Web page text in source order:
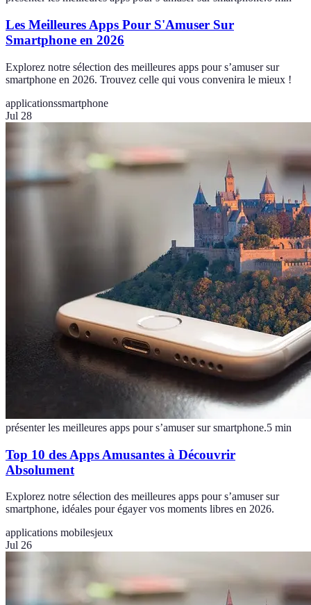
Les Meilleures Apps Pour S'Amuser Sur
Smartphone en 2026
Explorez notre sélection des meilleures apps pour s’amuser sur
smartphone en 2026. Trouvez celle qui vous convenira le mieux !
applicationssmartphone
Jul 28
présenter les meilleures apps pour s’amuser sur smartphone.5 min
Top 10 des Apps Amusantes à Découvrir
Absolument
Explorez notre sélection des meilleures apps pour s’amuser sur
smartphone, idéales pour égayer vos moments libres en 2026.
applications mobilesjeux
Jul 26